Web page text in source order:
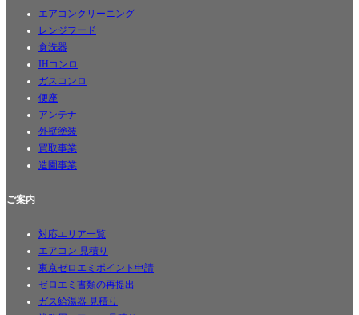
エアコンクリーニング
レンジフード
食洗器
IHコンロ
ガスコンロ
便座
アンテナ
外壁塗装
買取事業
造園事業
ご案内
対応エリア一覧
エアコン 見積り
東京ゼロエミポイント申請
ゼロエミ書類の再提出
ガス給湯器 見積り